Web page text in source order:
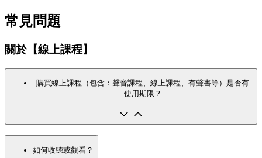
常見問題
關於【線上課程】
購買線上課程（包含：聲音課程、線上課程、有聲書等）是否有
使用期限？
如何收聽或觀看？